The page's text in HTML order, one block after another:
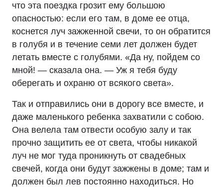
что эта поездка грозит ему большою
опасностью: если его там, в доме ее отца,
коснется луч зажженной свечи, то он обратится
в голубя и в течение семи лет должен будет
летать вместе с голубями. «Да ну, пойдем со
мной! — сказала она. — Уж я тебя буду
оберегать и охраню от всякого света».
Так и отправились они в дорогу все вместе, и
даже маленького ребенка захватили с собою.
Она велела там отвести особую залу и так
прочно защитить ее от света, чтобы никакой
луч не мог туда проникнуть от свадебных
свечей, когда они будут зажжены в доме; там и
должен был лев постоянно находиться. Но